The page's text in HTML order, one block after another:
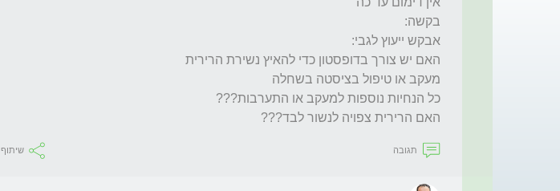
האם הרירית צפויה לנשור לבד???
תגובה שיתוף